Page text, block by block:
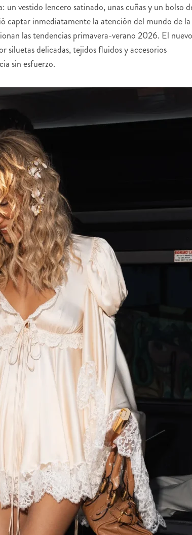
vestido lencero satinado, unas cuñas y un bolso
captar inmediatamente la atención del mundo de la
las tendencias primavera-verano 2026. El nuevo
siluetas delicadas, tejidos fluidos y accesorios
sin esfuerzo.